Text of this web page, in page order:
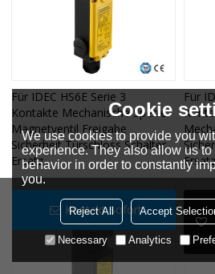
Kontakt Sofort
Für IDEC HS6E Serie 3
Kontakte Mechanische Sperre
Magnetventil Freigabe
Sicherheit Türschloss Schalter
Ersatz
Für
Ersatz
Cookie
We use cookies to provide you
experience. They also allow us
behavior in order to constantly
you.
Reject All Accept
Necessary Analytics